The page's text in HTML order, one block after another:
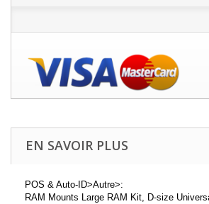
EN SAVOIR PLUS
POS & Auto-ID>Autre>:
RAM Mounts Large RAM Kit, D-size